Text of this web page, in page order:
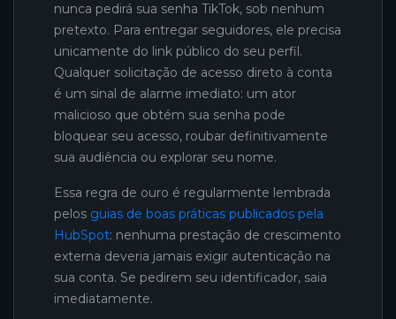
nunca pedirá sua senha TikTok, sob nenhum
pretexto. Para entregar seguidores, ele precisa
unicamente do link público do seu perfil.
Qualquer solicitação de acesso direto à conta
é um sinal de alarme imediato: um ator
malicioso que obtém sua senha pode
bloquear seu acesso, roubar definitivamente
sua audiência ou explorar seu nome.
Essa regra de ouro é regularmente lembrada
pelos guias de boas práticas publicados pela
HubSpot: nenhuma prestação de crescimento
externa deveria jamais exigir autenticação na
sua conta. Se pedirem seu identificador, saia
imediatamente.